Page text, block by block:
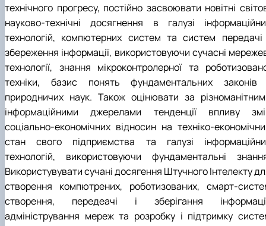
технічного прогресу, постійно засвоювати новітні
науково-технічні досягнення в галузі
технологій, компютерних систем та систем передачі
збереження інформації, використовуючи сучасні
технології, знання мікроконтролерної та
техніки, базис понять фундаментальних законів
природничих наук. Також оцінювати за
інформаційними джерелами тенденції впливу
соціально-економічних відносин на техніко-
стан свого підприємства та галузі
технологій, використовуючи фундаментальні
Використувувати сучані досягення Штучного Інтелекту
створення компютрених, роботизованих, смарт-
створення, передеачі і зберігання
адміністрування мереж та розробку і підтримку